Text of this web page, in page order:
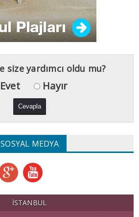
size yardımcı oldu mu?
Hayır
MEDYA
İSTANBUL